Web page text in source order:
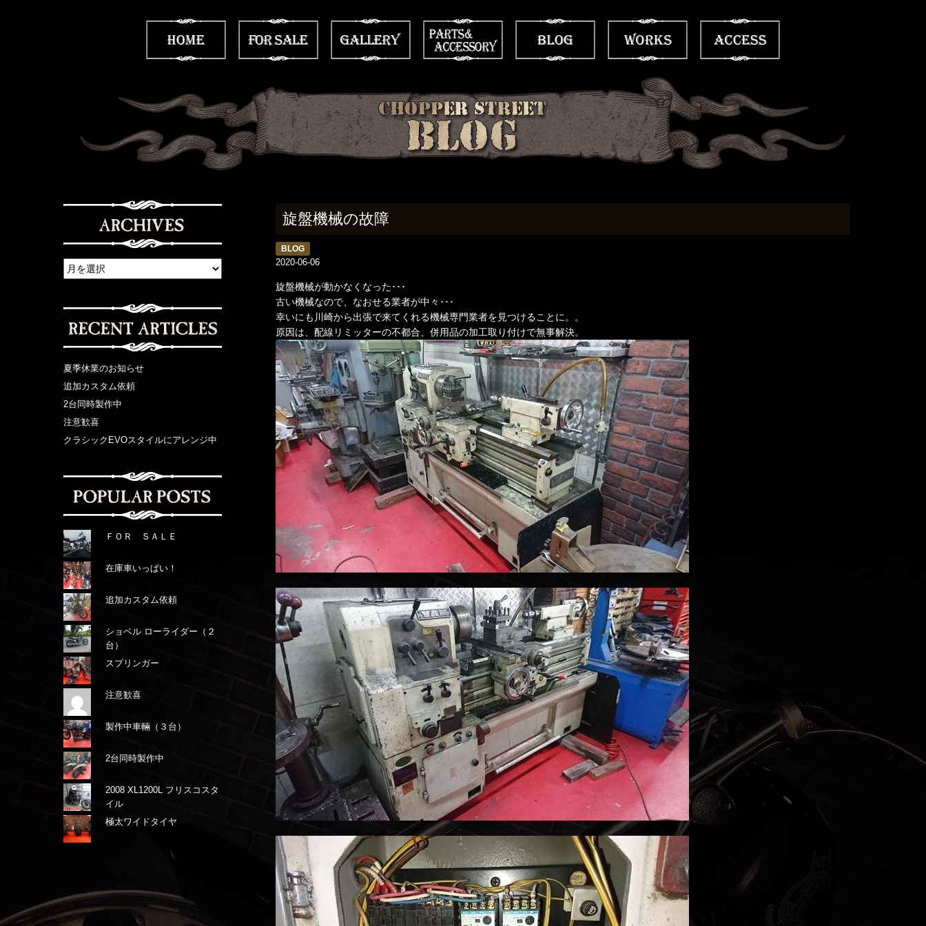
夏季休業のお知らせ
追加カスタム依頼
2台同時製作中
注意歓喜
クラシックEVOスタイルにアレンジ中
ＦＯＲ ＳＡＬＥ
在庫車いっぱい！
追加カスタム依頼
ショベル ローライダー（２
台）
スプリンガー
注意歓喜
製作中車輛（３台）
2台同時製作中
2008 XL1200L フリスコスタ
イル
極太ワイドタイヤ
旋盤機械の故障
BLOG
2020-06-06
旋盤機械が動かなくなった･･･
古い機械なので、なおせる業者が中々･･･
幸いにも川崎から出張で来てくれる機械専門業者を見つけることに。。
原因は、配線リミッターの不都合、併用品の加工取り付けで無事解決。